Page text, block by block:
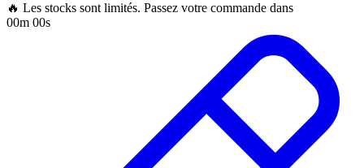
🔥 Les stocks sont limités. Passez votre commande dans
00m 00s